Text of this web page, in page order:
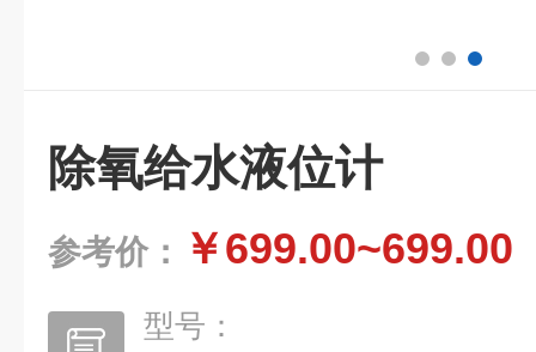
除氧给水液位计
参考价： ￥699.00~699.00
型号：